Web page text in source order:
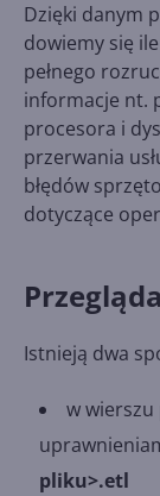
Dzięki danym
dowiemy się
pełnego
informacje nt.
procesora i
przerwania
błędów
dotyczące
Istnieją dwa
w
pliku>.etl